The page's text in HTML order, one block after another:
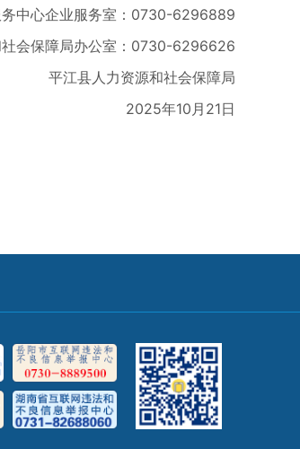
中心企业服务室：0730-6296889
会保障局办公室：0730-6296626
平江县人力资源和社会保障局
2025年10月21日